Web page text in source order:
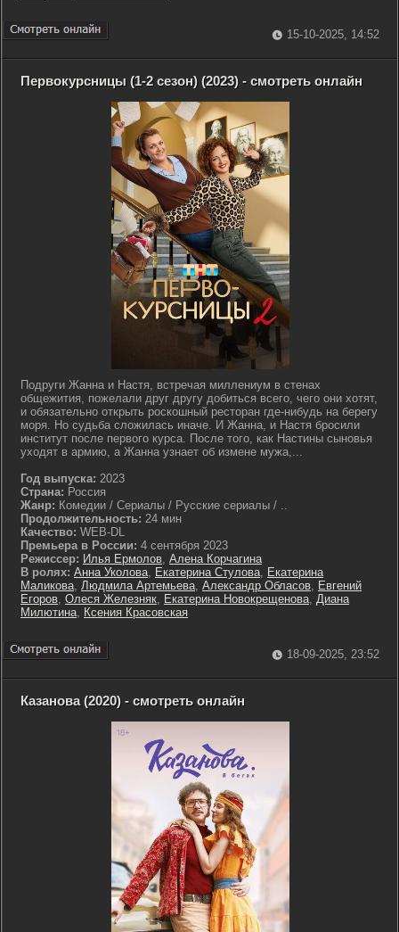
15-10-2025, 14:52
Первокурсницы (1-2 сезон) (2023) - смотреть онлайн
Подруги Жанна и Настя, встречая миллениум в стенах
общежития, пожелали друг другу добиться всего, чего они хотят,
и обязательно открыть роскошный ресторан где-нибудь на берегу
моря. Но судьба сложилась иначе. И Жанна, и Настя бросили
институт после первого курса. После того, как Настины сыновья
уходят в армию, а Жанна узнает об измене мужа,...
Год выпуска: 2023
Страна: Россия
Жанр: Комедии / Сериалы / Русские сериалы / ..
Продолжительность: 24 мин
Качество: WEB-DL
Премьера в России: 4 сентября 2023
Режиссер: Илья Ермолов, Алена Корчагина
В ролях: Анна Уколова, Екатерина Стулова, Екатерина
Маликова, Людмила Артемьева, Александр Обласов, Евгений
Егоров, Олеся Железняк, Екатерина Новокрещенова, Диана
Милютина, Ксения Красовская
18-09-2025, 23:52
Казанова (2020) - смотреть онлайн